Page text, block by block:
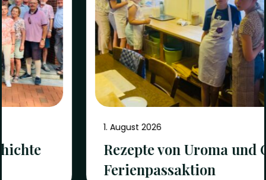
Rezepte von Uroma und Oma –
Ferienpassaktion